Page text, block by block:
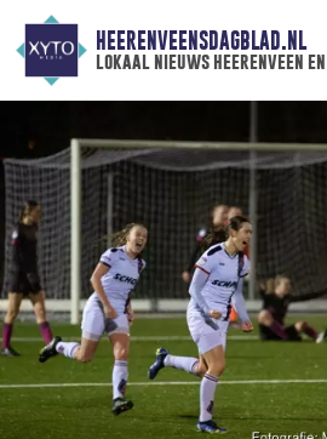
HEERENVEENSDAGBLAD.NL
lokaal nieuws heerenveen en